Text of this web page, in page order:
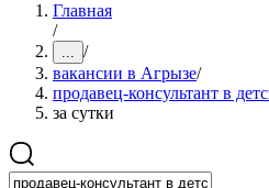
Главная
/
... /
вакансии в Агрызе/
продавец-консультант в
за сутки